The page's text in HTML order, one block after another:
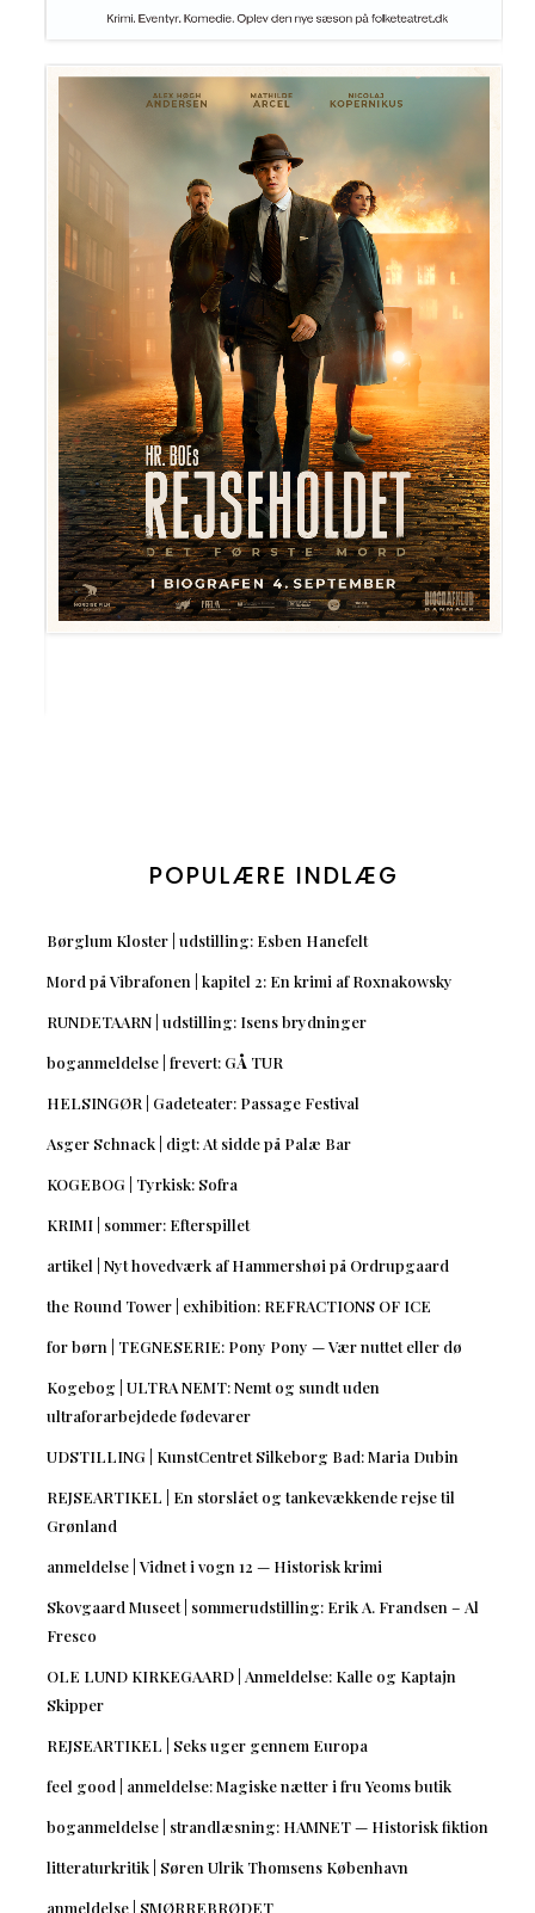
POPULÆRE INDLÆG
Børglum Kloster | udstilling: Esben Hanefelt
Mord på Vibrafonen | kapitel 2: En krimi af Roxnakowsky
RUNDETAARN | udstilling: Isens brydninger
boganmeldelse | frevert: GÅ TUR
HELSINGØR | Gadeteater: Passage Festival
Asger Schnack | digt: At sidde på Palæ Bar
KOGEBOG | Tyrkisk: Sofra
KRIMI | sommer: Efterspillet
artikel | Nyt hovedværk af Hammershøi på Ordrupgaard
the Round Tower | exhibition: REFRACTIONS OF ICE
for børn | TEGNESERIE: Pony Pony — Vær nuttet eller dø
Kogebog | ULTRA NEMT: Nemt og sundt uden
ultraforarbejdede fødevarer
UDSTILLING | KunstCentret Silkeborg Bad: Maria Dubin
REJSEARTIKEL | En storslået og tankevækkende rejse til
Grønland
anmeldelse | Vidnet i vogn 12 — Historisk krimi
Skovgaard Museet | sommerudstilling: Erik A. Frandsen – Al
Fresco
OLE LUND KIRKEGAARD | Anmeldelse: Kalle og Kaptajn
Skipper
REJSEARTIKEL | Seks uger gennem Europa
feel good | anmeldelse: Magiske nætter i fru Yeoms butik
boganmeldelse | strandlæsning: HAMNET — Historisk fiktion
litteraturkritik | Søren Ulrik Thomsens København
anmeldelse | SMØRREBRØDET